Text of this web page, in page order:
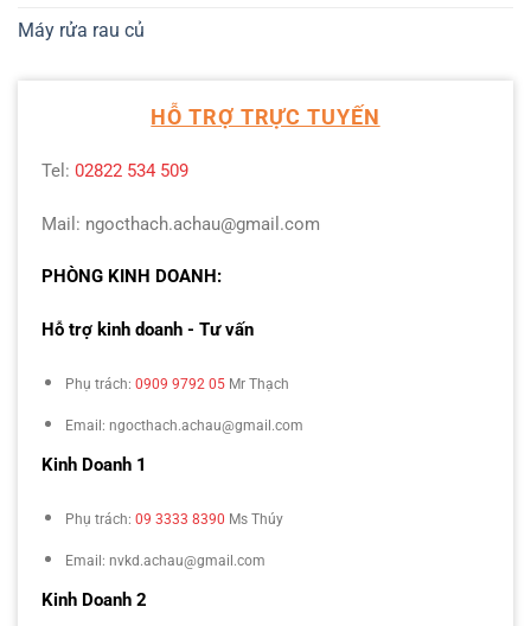
Máy rửa rau củ
HỖ TRỢ TRỰC TUYẾN
Tel: 02822 534 509
Mail: ngocthach.achau@gmail.com
PHÒNG KINH DOANH:
Hỗ trợ kinh doanh - Tư vấn
Phụ trách: 0909 9792 05 Mr Thạch
Email: ngocthach.achau@gmail.com
Kinh Doanh 1
Phụ trách: 09 3333 8390 Ms Thúy
Email: nvkd.achau@gmail.com
Kinh Doanh 2